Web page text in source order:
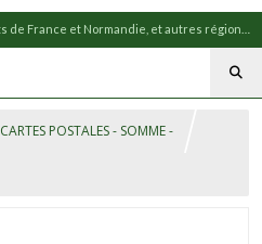
CARTES POSTALES - SOMME -